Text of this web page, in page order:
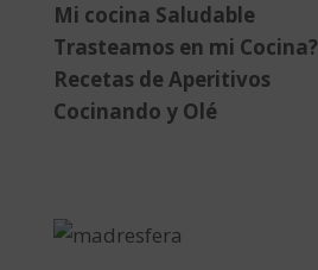
Mi cocina Saludable
Trasteamos en mi Cocina?
Recetas de Aperitivos
Cocinando y Olé